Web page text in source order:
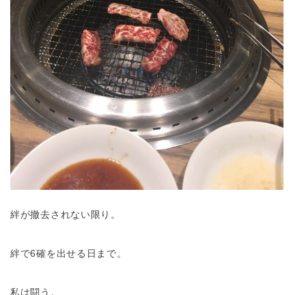
絆が撤去されない限り。
絆で6確を出せる日まで。
私は闘う。